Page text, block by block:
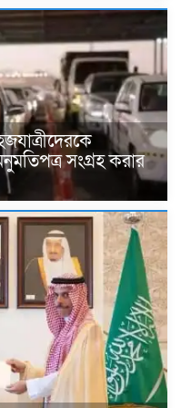
সংগ্রহ করার